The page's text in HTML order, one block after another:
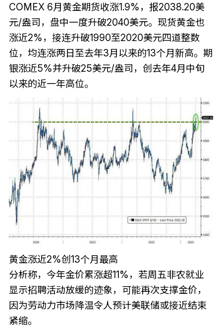
COMEX 6月黄金期货收涨1.9%，报2038.20美
元/盎司，盘中一度升破2040美元。现货黄金也
涨近2%，接连升破1990至2020美元四道整数
位，均连涨两日至去年3月以来的13个月新高。期
银涨近5%并升破25美元/盎司，创去年4月中旬
以来的近一年高位。
黄金涨近2%创13个月最高
分析称，今年金价累涨超11%，若周五非农就业
显示招聘活动放缓的迹象，可能再次支撑金价，
因为劳动力市场降温令人预计美联储或接近结束
紧缩。